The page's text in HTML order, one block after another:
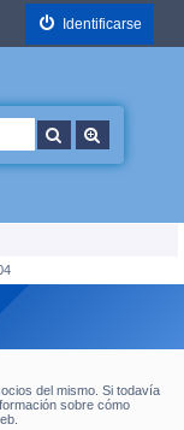
Identificarse
Buscar
del mismo. Si todavía
sobre cómo